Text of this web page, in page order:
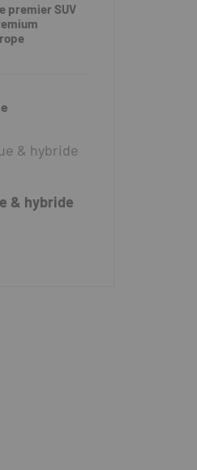
premier SUV
& hybride